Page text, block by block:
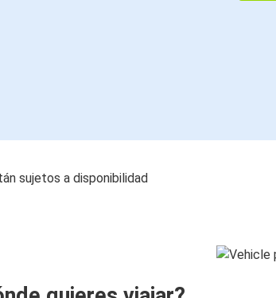
sujetos a disponibilidad